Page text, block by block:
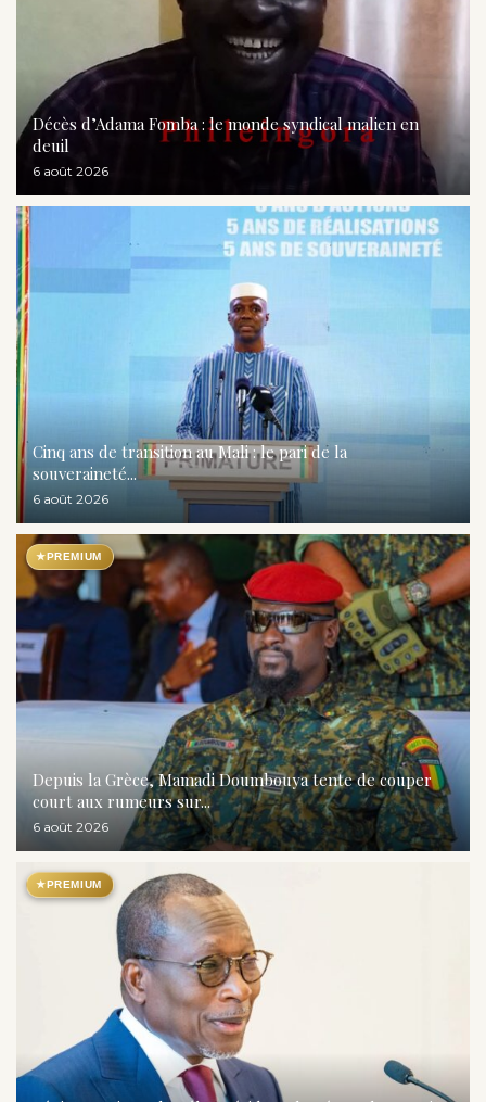
Décès d’Adama Fomba : le monde syndical malien en
deuil
6 août 2026
Cinq ans de transition au Mali : le pari de la
souveraineté...
6 août 2026
★PREMIUM
Depuis la Grèce, Mamadi Doumbouya tente de couper
court aux rumeurs sur...
6 août 2026
★PREMIUM